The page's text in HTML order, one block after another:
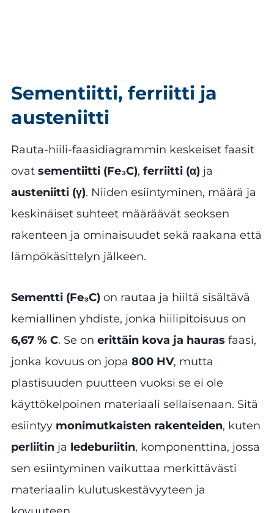
Sementiitti, ferriitti ja
austeniitti
Rauta-hiili-faasidiagrammin keskeiset faasit
ovat sementiitti (Fe₃C), ferriitti (α) ja
austeniitti (γ). Niiden esiintyminen, määrä ja
keskinäiset suhteet määräävät seoksen
rakenteen ja ominaisuudet sekä raakana että
lämpökäsittelyn jälkeen.
Sementti (Fe₃C) on rautaa ja hiiltä sisältävä
kemiallinen yhdiste, jonka hiilipitoisuus on
6,67 % C. Se on erittäin kova ja hauras faasi,
jonka kovuus on jopa 800 HV, mutta
plastisuuden puutteen vuoksi se ei ole
käyttökelpoinen materiaali sellaisenaan. Sitä
esiintyy monimutkaisten rakenteiden, kuten
perliitin ja ledeburiitin, komponenttina, jossa
sen esiintyminen vaikuttaa merkittävästi
materiaalin kulutuskestävyyteen ja